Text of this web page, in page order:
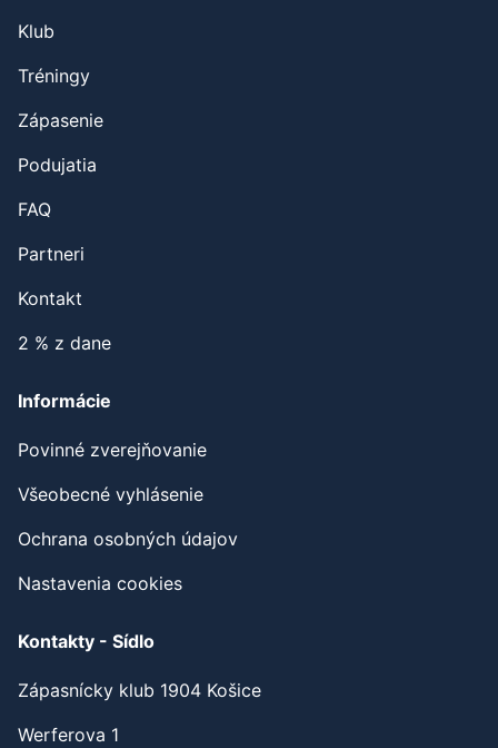
Klub
Tréningy
Zápasenie
Podujatia
FAQ
Partneri
Kontakt
2 % z dane
Informácie
Povinné zverejňovanie
Všeobecné vyhlásenie
Ochrana osobných údajov
Nastavenia cookies
Kontakty - Sídlo
Zápasnícky klub 1904 Košice
Werferova 1